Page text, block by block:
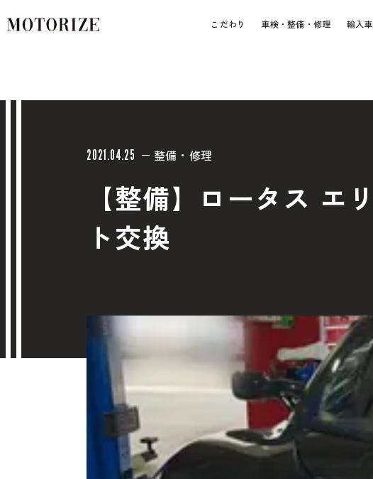
こだわり 車検・整備・修理 輸入
お
Contact
2021.04.25 整備・修理
【整備】ロータス エ
ト交換